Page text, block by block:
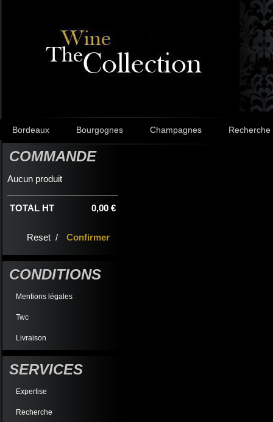
Bordeaux Bourgognes Champagnes Recherche
COMMANDE
Aucun produit
0,00 €
TOTAL HT
Reset / Confirmer
CONDITIONS
Mentions légales
Twc
Livraison
SERVICES
Expertise
Recherche